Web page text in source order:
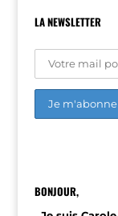
LA NEWSLETTER
n
BONJOUR,